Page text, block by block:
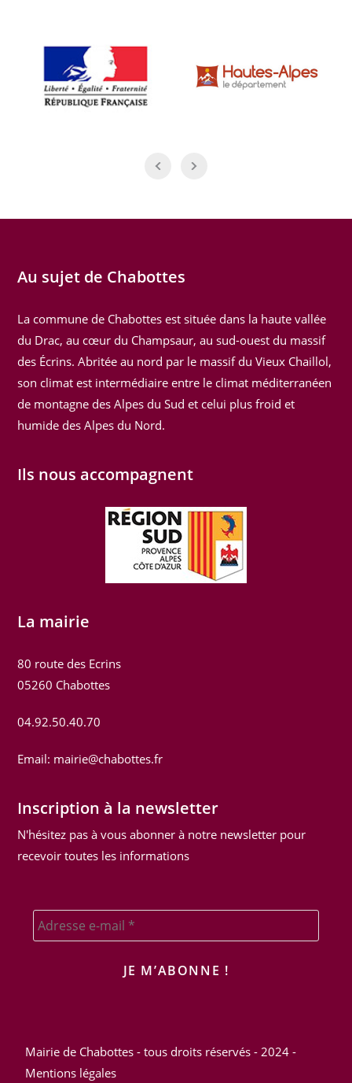
Au sujet de Chabottes
La commune de Chabottes est située dans la haute vallée
du Drac, au cœur du Champsaur, au sud-ouest du massif
des Écrins. Abritée au nord par le massif du Vieux Chaillol,
son climat est intermédiaire entre le climat méditerranéen
de montagne des Alpes du Sud et celui plus froid et
humide des Alpes du Nord.
Ils nous accompagnent
La mairie
80 route des Ecrins
05260 Chabottes
04.92.50.40.70
Email: mairie@chabottes.fr
Inscription à la newsletter
N'hésitez pas à vous abonner à notre newsletter pour
recevoir toutes les informations
Mairie de Chabottes - tous droits réservés - 2024 -
Mentions légales